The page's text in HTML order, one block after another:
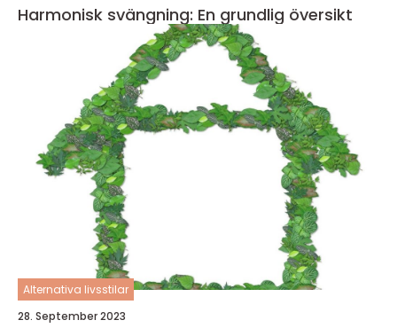
Harmonisk svängning: En grundlig översikt
Alternativa livsstilar
28. September 2023